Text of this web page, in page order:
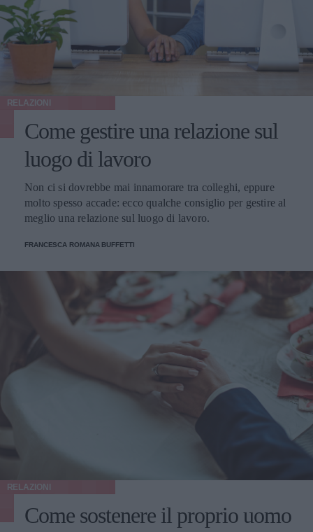
RELAZIONI
Come gestire una relazione sul
luogo di lavoro
Non ci si dovrebbe mai innamorare tra colleghi, eppure
molto spesso accade: ecco qualche consiglio per gestire al
meglio una relazione sul luogo di lavoro.
FRANCESCA ROMANA BUFFETTI
RELAZIONI
Come sostenere il proprio uomo